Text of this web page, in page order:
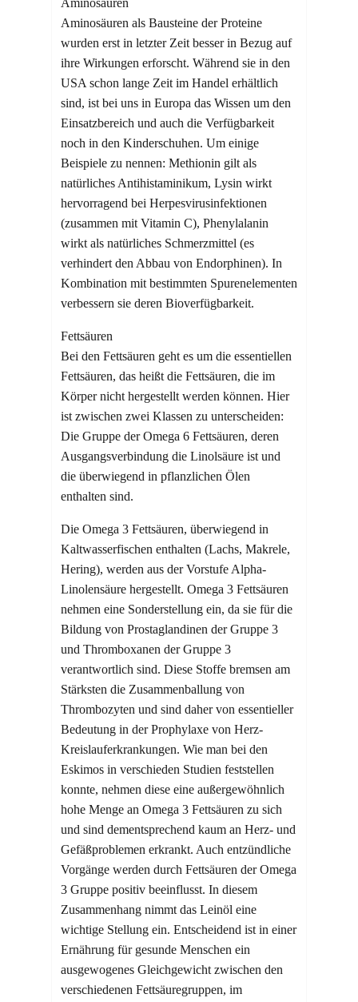
Aminosäuren
Aminosäuren als Bausteine der Proteine
wurden erst in letzter Zeit besser in Bezug auf
ihre Wirkungen erforscht. Während sie in den
USA schon lange Zeit im Handel erhältlich
sind, ist bei uns in Europa das Wissen um den
Einsatzbereich und auch die Verfügbarkeit
noch in den Kinderschuhen. Um einige
Beispiele zu nennen: Methionin gilt als
natürliches Antihistaminikum, Lysin wirkt
hervorragend bei Herpesvirusinfektionen
(zusammen mit Vitamin C), Phenylalanin
wirkt als natürliches Schmerzmittel (es
verhindert den Abbau von Endorphinen). In
Kombination mit bestimmten Spurenelementen
verbessern sie deren Bioverfügbarkeit.
Fettsäuren
Bei den Fettsäuren geht es um die essentiellen
Fettsäuren, das heißt die Fettsäuren, die im
Körper nicht hergestellt werden können. Hier
ist zwischen zwei Klassen zu unterscheiden:
Die Gruppe der Omega 6 Fettsäuren, deren
Ausgangsverbindung die Linolsäure ist und
die überwiegend in pflanzlichen Ölen
enthalten sind.
Die Omega 3 Fettsäuren, überwiegend in
Kaltwasserfischen enthalten (Lachs, Makrele,
Hering), werden aus der Vorstufe Alpha-
Linolensäure hergestellt. Omega 3 Fettsäuren
nehmen eine Sonderstellung ein, da sie für die
Bildung von Prostaglandinen der Gruppe 3
und Thromboxanen der Gruppe 3
verantwortlich sind. Diese Stoffe bremsen am
Stärksten die Zusammenballung von
Thrombozyten und sind daher von essentieller
Bedeutung in der Prophylaxe von Herz-
Kreislauferkrankungen. Wie man bei den
Eskimos in verschieden Studien feststellen
konnte, nehmen diese eine außergewöhnlich
hohe Menge an Omega 3 Fettsäuren zu sich
und sind dementsprechend kaum an Herz- und
Gefäßproblemen erkrankt. Auch entzündliche
Vorgänge werden durch Fettsäuren der Omega
3 Gruppe positiv beeinflusst. In diesem
Zusammenhang nimmt das Leinöl eine
wichtige Stellung ein. Entscheidend ist in einer
Ernährung für gesunde Menschen ein
ausgewogenes Gleichgewicht zwischen den
verschiedenen Fettsäuregruppen, im